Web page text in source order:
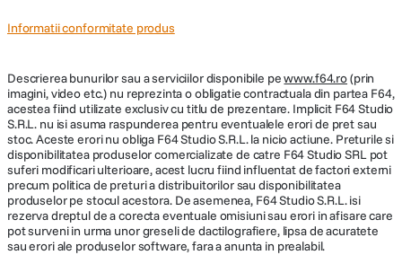
Informatii conformitate produs
Descrierea bunurilor sau a serviciilor disponibile pewww.f64.ro(prin
imagini, video etc.) nu reprezinta o obligatie contractuala din partea F64,
acestea fiind utilizate exclusiv cu titlu de prezentare. Implicit F64 Studio
S.R.L. nu isi asuma raspunderea pentru eventualele erori de pret sau
stoc. Aceste erori nu obliga F64 Studio S.R.L. la nicio actiune. Preturile si
disponibilitatea produselor comercializate de catre F64 Studio SRL pot
suferi modificari ulterioare, acest lucru fiind influentat de factori externi
precum politica de preturi a distribuitorilor sau disponibilitatea
produselor pe stocul acestora. De asemenea, F64 Studio S.R.L. isi
rezerva dreptul de a corecta eventuale omisiuni sau erori in afisare care
pot surveni in urma unor greseli de dactilografiere, lipsa de acuratete
sau erori ale produselor software, fara a anunta in prealabil.